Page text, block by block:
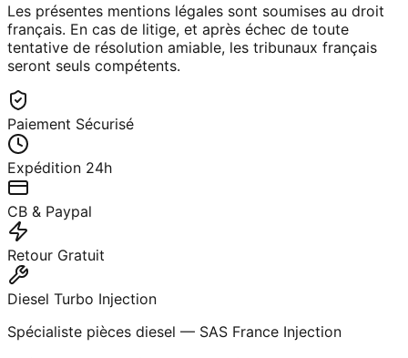
Les présentes mentions légales sont soumises au droit
français. En cas de litige, et après échec de toute
tentative de résolution amiable, les tribunaux français
seront seuls compétents.
Paiement Sécurisé
Expédition 24h
CB & Paypal
Retour Gratuit
Diesel Turbo Injection
Spécialiste pièces diesel — SAS France Injection